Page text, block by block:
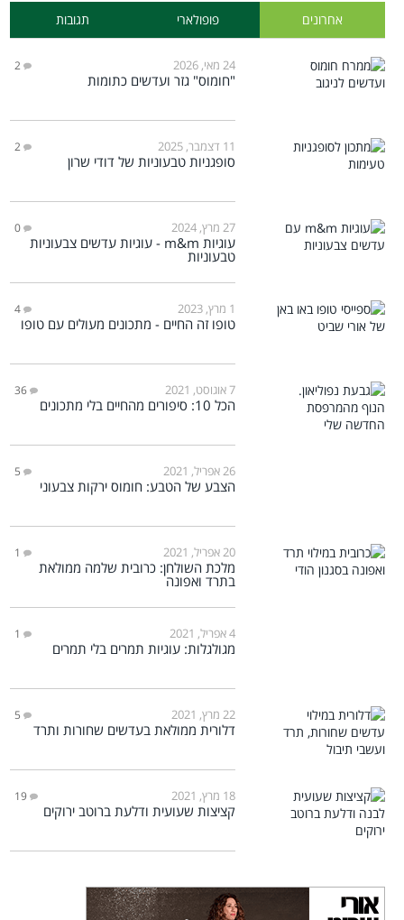
אחרונים פופולארי תגובות
24 מאי, 2026 2
"חומוס" גזר ועדשים כתומות
11 דצמבר, 2025 2
סופגניות טבעוניות של דודי שרון
27 מרץ, 2024 0
עוגיות m&m - עוגיות עדשים צבעוניות
טבעוניות
1 מרץ, 2023 4
טופו זה החיים - מתכונים מעולים עם טופו
7 אוגוסט, 2021 36
הכל 10: סיפורים מהחיים בלי מתכונים
26 אפריל, 2021 5
הצבע של הטבע: חומוס ירקות צבעוני
20 אפריל, 2021 1
מלכת השולחן: כרובית שלמה ממולאת
בתרד ואפונה
4 אפריל, 2021 1
מגולגלות: עוגיות תמרים בלי תמרים
22 מרץ, 2021 5
דלורית ממולאת בעדשים שחורות ותרד
18 מרץ, 2021 19
קציצות שעועית ודלעת ברוטב ירוקים